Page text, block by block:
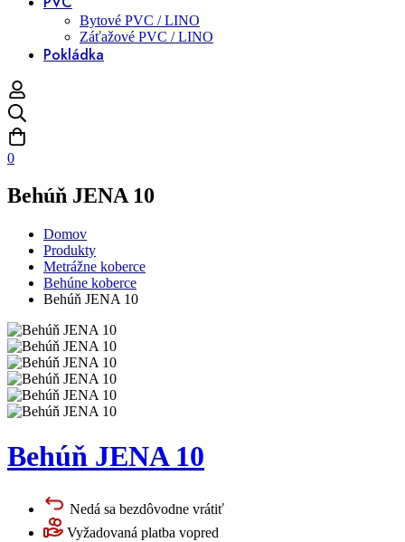
Bytové PVC / LINO
Záťažové PVC / LINO
Pokládka
0
Behúň JENA 10
Domov
Produkty
Metrážne koberce
Behúne koberce
Behúň JENA 10
Behúň JENA 10
Nedá sa bezdôvodne vrátiť
Vyžadovaná platba vopred